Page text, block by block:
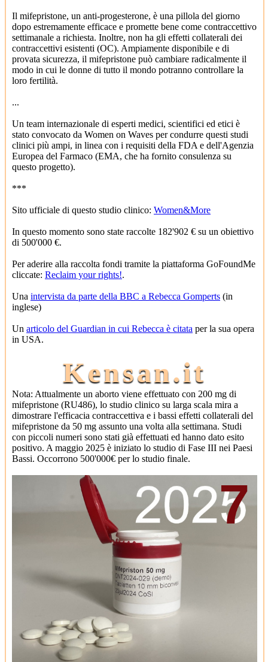
Il mifepristone, un anti-progesterone, è una pillola del giorno
dopo estremamente efficace e promette bene come contraccettivo
settimanale a richiesta. Inoltre, non ha gli effetti collaterali dei
contraccettivi esistenti (OC). Ampiamente disponibile e di
provata sicurezza, il mifepristone può cambiare radicalmente il
modo in cui le donne di tutto il mondo potranno controllare la
loro fertilità.
...
Un team internazionale di esperti medici, scientifici ed etici è
stato convocato da Women on Waves per condurre questi studi
clinici più ampi, in linea con i requisiti della FDA e dell'Agenzia
Europea del Farmaco (EMA, che ha fornito consulenza su
questo progetto).
***
Sito ufficiale di questo studio clinico: Women&More
In questo momento sono state raccolte 182'902 € su un obiettivo
di 500'000 €.
Per aderire alla raccolta fondi tramite la piattaforma GoFoundMe
cliccate: Reclaim your rights!.
Una intervista da parte della BBC a Rebecca Gomperts (in
inglese)
Un articolo del Guardian in cui Rebecca è citata per la sua opera
in USA.
Kensan.it
Nota: Attualmente un aborto viene effettuato con 200 mg di
mifepristone (RU486), lo studio clinico su larga scala mira a
dimostrare l'efficacia contraccettiva e i bassi effetti collaterali del
mifepristone da 50 mg assunto una volta alla settimana. Studi
con piccoli numeri sono stati già effettuati ed hanno dato esito
positivo. A maggio 2025 è iniziato lo studio di Fase III nei Paesi
Bassi. Occorrono 500'000€ per lo studio finale.